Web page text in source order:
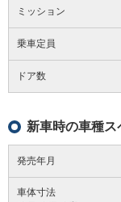
ミッション
乗車定員
ドア数
新車時の車種ス
発売年月
車体寸法